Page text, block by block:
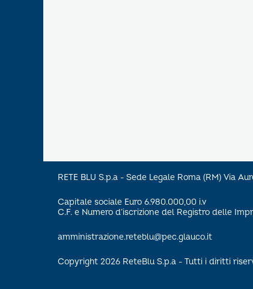
RETE BLU S.p.a - Sede Legale Roma (RM) Via
Capitale sociale Euro 6.980.000,00 i.v
C.F. e Numero d’iscrizione del Registro delle
amministrazione.reteblu@pec.glauco.it
Copyright 2026 ReteBlu S.p.a - Tutti i diritti